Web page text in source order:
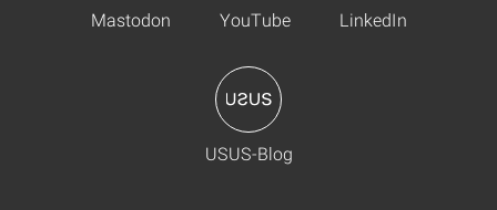
Mastodon YouTube LinkedIn
USUS-Blog